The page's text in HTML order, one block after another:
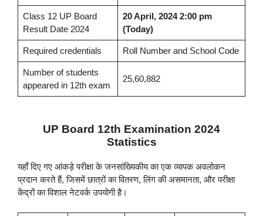
Class 12 UP Board
Result Date 2024
20 April, 2024 2:00 pm
(Today)
Required credentials Roll Number and School Code
Number of students
appeared in 12th exam
25,60,882
UP Board 12th Examination 2024
Statistics
यहाँ दिए गए आंकड़े परीक्षा के जनसांख्यिकीय का एक व्यापक अवलोकन
प्रदान करते हैं, जिसमें छात्रों का वितरण, लिंग की असमानता, और परीक्षा
केंद्रों का विशाल नेटवर्क उपयोगी है।